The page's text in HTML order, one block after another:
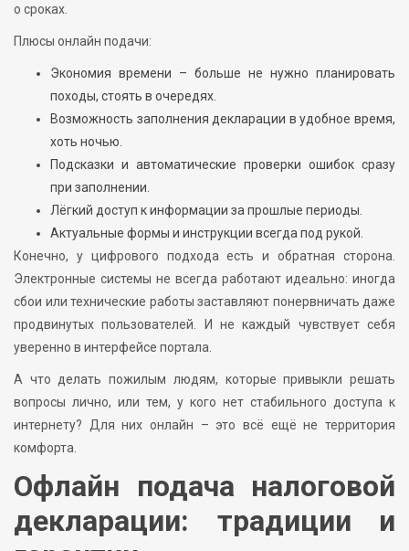
о сроках.
Плюсы онлайн подачи:
Экономия времени – больше не нужно планировать
походы, стоять в очередях.
Возможность заполнения декларации в удобное время,
хоть ночью.
Подсказки и автоматические проверки ошибок сразу
при заполнении.
Лёгкий доступ к информации за прошлые периоды.
Актуальные формы и инструкции всегда под рукой.
Конечно, у цифрового подхода есть и обратная сторона.
Электронные системы не всегда работают идеально: иногда
сбои или технические работы заставляют понервничать даже
продвинутых пользователей. И не каждый чувствует себя
уверенно в интерфейсе портала.
А что делать пожилым людям, которые привыкли решать
вопросы лично, или тем, у кого нет стабильного доступа к
интернету? Для них онлайн – это всё ещё не территория
комфорта.
Офлайн подача налоговой
декларации: традиции и